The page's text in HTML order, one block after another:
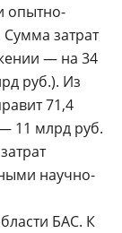
опытно-
Сумма затрат
— на 34
руб.). Из
71,4
11 млрд руб.
научно-
БАС. К